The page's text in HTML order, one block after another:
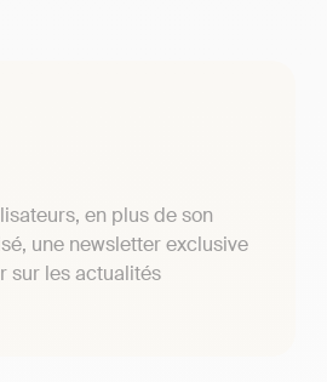
en plus de son
une newsletter exclusive
sur les actualités